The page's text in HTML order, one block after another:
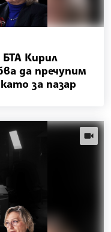
Кирил
да пречупим
за пазар